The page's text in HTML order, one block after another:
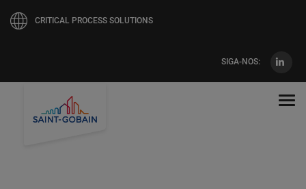
conteúdo
CRITICAL PROCESS SOLUTIONS
SIGA-NOS: